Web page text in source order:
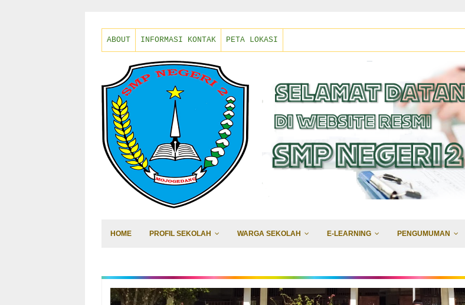
ABOUT INFORMASI KONTAK PETA LOKASI
HOME PROFIL SEKOLAH WARGA SEKOLAH E-LEARNING PENGUMUMAN